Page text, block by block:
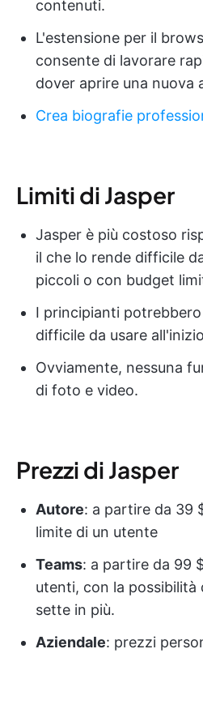
contenuti.
L'estensione per il
consente di lavorare
dover aprire una nuova
Crea biografie
Limiti di Jasper
Jasper è più costoso
il che lo rende difficile
piccoli o con budget
I principianti
difficile da usare
Ovviamente, nessuna
di foto e video.
Prezzi di Jasper
Autore: a partire da 39
limite di un utente
Teams: a partire da 99
utenti, con la possibilità
sette in più.
Aziendale: prezzi